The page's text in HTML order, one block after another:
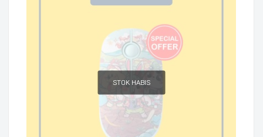
STOK HABIS